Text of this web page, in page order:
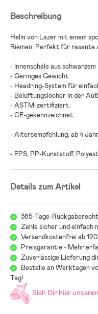
Beschreibung
Helm von Lazer mit einem
Riemen. Perfekt für rasante
- Innenschale aus schwarzem
- Geringes Gewicht.
- Headring-System für
- Belüftungslöcher in der
- ASTM-zertifiziert.
- CE-gekennzeichnet.
- Altersempfehlung: ab 4
- EPS, PP-Kunststoff,
Details zum Artikel
365-Tage-Rückgaberecht
Zahle sicher und einfach
Versandkostenfrei ab
Preisgarantie - Mehr
Zuverlässige Lieferung
Bestelle an Werktagen
Tag!
Sieh Dir hier unseren